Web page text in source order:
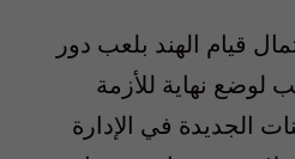
قيام الهند بلعب دور
نهاية للأزمة
الجديدة في الإدارة